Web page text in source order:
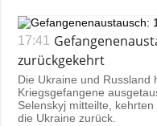
17:41
zurückgekehrt
Die Ukraine und Russland
Kriegsgefangene
Selenskyj mitteilte,
die Ukraine zurück.